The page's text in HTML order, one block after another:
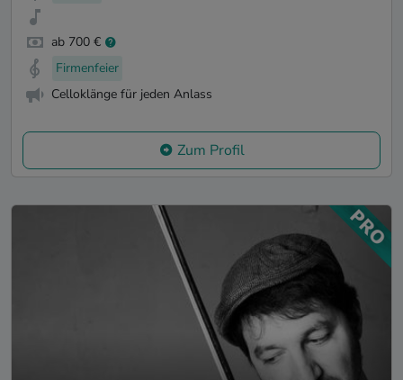
ab 700 €
Firmenfeier
Celloklänge für jeden Anlass
Zum Profil